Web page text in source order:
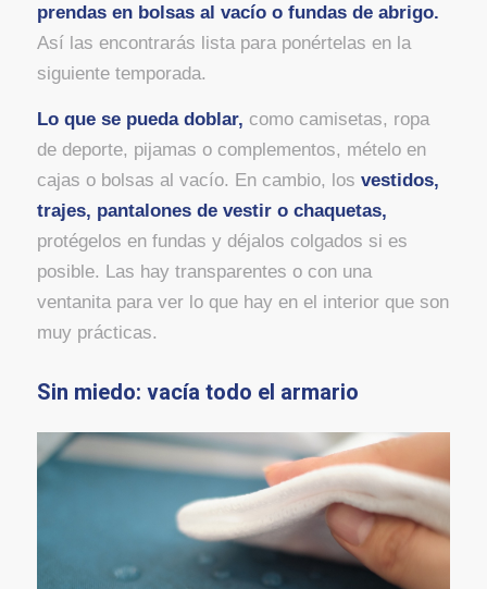
prendas en bolsas al vacío o fundas de abrigo.
Así las encontrarás lista para ponértelas en la
siguiente temporada.
Lo que se pueda doblar, como camisetas, ropa
de deporte, pijamas o complementos, mételo en
cajas o bolsas al vacío. En cambio, los vestidos,
trajes, pantalones de vestir o chaquetas,
protégelos en fundas y déjalos colgados si es
posible. Las hay transparentes o con una
ventanita para ver lo que hay en el interior que son
muy prácticas.
Sin miedo: vacía todo el armario